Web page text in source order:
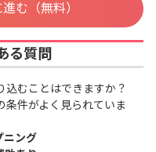
む（無料）
る質問
込むことはできますか？
条件がよく見られていま
ニング